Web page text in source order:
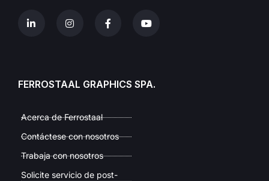
FERROSTAAL GRAPHICS SPA.
Acerca de Ferrostaal
Contáctese con nosotros
Trabaja con nosotros
Solicite servicio de post-